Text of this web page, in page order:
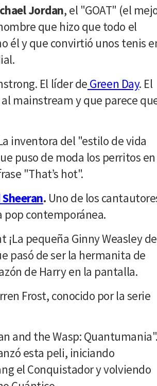
Jordan, el "GOAT" (el
que hizo que todo el
él y que convirtió unos tenis
El líder de Green Day. El
mainstream y que parece
inventora del "estilo de vida
puso de moda los perritos en
"That’s hot".
Sheeran. Uno de los
pop contemporánea.
¡La pequeña Ginny Weasley de
pasó de ser la hermanita de
de Harry en la pantalla.
Frost, conocido por la serie
and the Wasp: Quantumania".
esta peli, iniciando
el Conquistador y volviendo